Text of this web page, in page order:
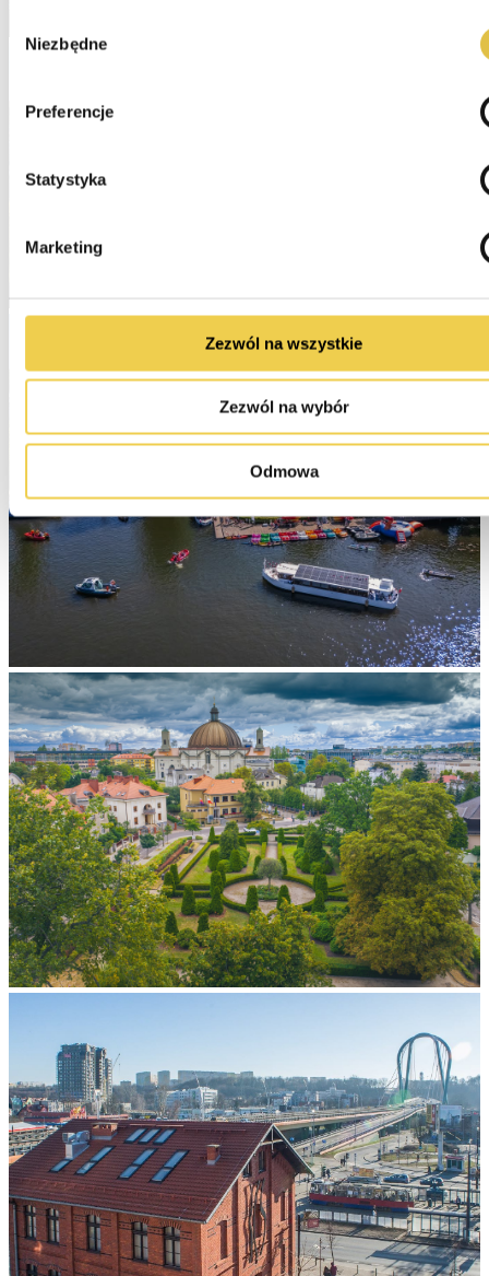
zgody
Niezbędne
Preferencje
Statystyka
Marketing
Zezwól na wszystkie
Zezwól na wybór
Odmowa